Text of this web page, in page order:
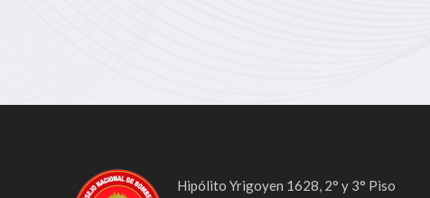
Hipólito Yrigoyen 1628, 2° y 3° Piso